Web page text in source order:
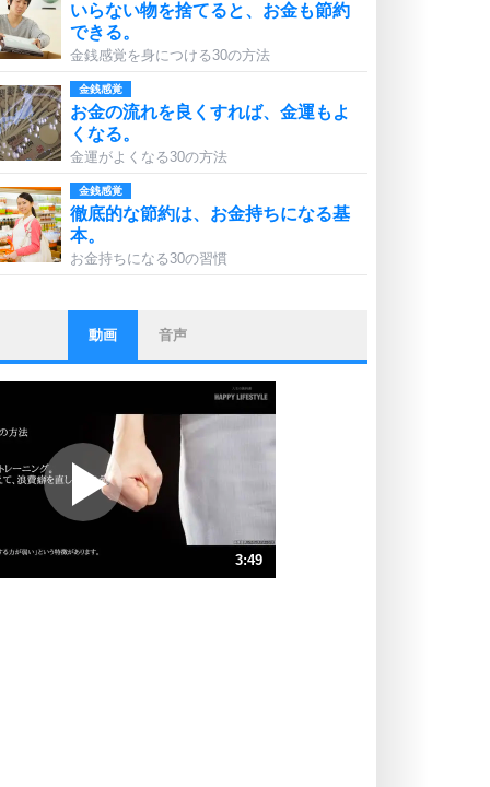
いらない物を捨てると、お金も節約
できる。
金銭感覚を身につける30の方法
金銭感覚
お金の流れを良くすれば、金運もよ
くなる。
金運がよくなる30の方法
金銭感覚
徹底的な節約は、お金持ちになる基
本。
お金持ちになる30の習慣
ストレス対策
他人と比べない。
いっそのこと、他人を見ない。
プラス思考
ポジティブになれない原因は、行動
しないから。
ポジティブ思考になる30の方法
ストレス対策
動画 音声
3:49